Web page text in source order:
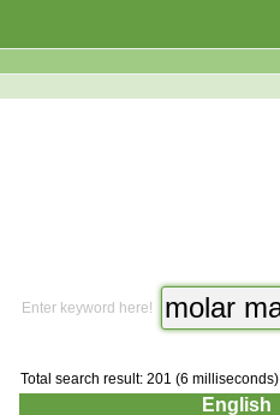
Enter keyword here!
Total search result: 201 (6 milliseconds)
English